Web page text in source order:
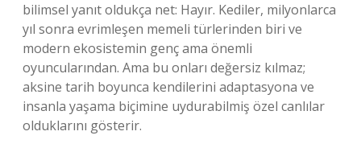
bilimsel yanıt oldukça net: Hayır. Kediler, milyonlarca
yıl sonra evrimleşen memeli türlerinden biri ve
modern ekosistemin genç ama önemli
oyuncularından. Ama bu onları değersiz kılmaz;
aksine tarih boyunca kendilerini adaptasyona ve
insanla yaşama biçimine uydurabilmiş özel canlılar
olduklarını gösterir.